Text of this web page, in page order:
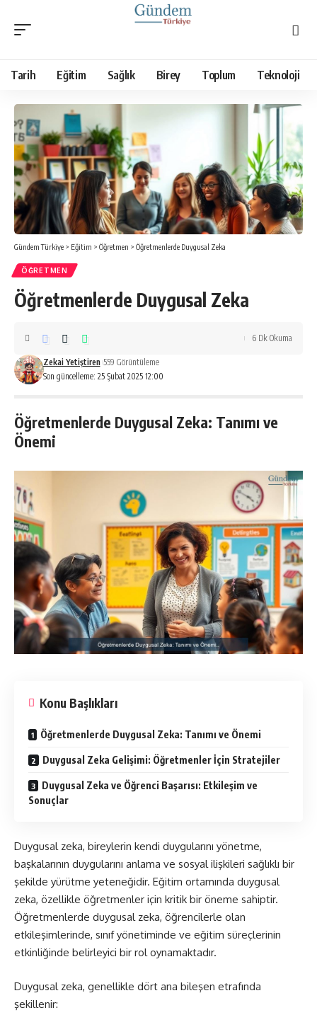
Tarih Eğitim Sağlık Birey Toplum Teknoloji
Gündem Türkiye > Eğitim > Öğretmen > Öğretmenlerde Duygusal Zeka
ÖĞRETMEN
Öğretmenlerde Duygusal Zeka
Son güncelleme: 25 Şubat 2025 12:00
Zekai Yetiştiren 559 Görüntüleme
6 Dk Okuma
Öğretmenlerde Duygusal Zeka: Tanımı ve
Önemi
Konu Başlıkları
Öğretmenlerde Duygusal Zeka: Tanımı ve Önemi
Duygusal Zeka Gelişimi: Öğretmenler İçin Stratejiler
Duygusal Zeka ve Öğrenci Başarısı: Etkileşim ve
Sonuçlar
Duygusal zeka, bireylerin kendi duygularını yönetme,
başkalarının duygularını anlama ve sosyal ilişkileri sağlıklı bir
şekilde yürütme yeteneğidir. Eğitim ortamında duygusal
zeka, özellikle öğretmenler için kritik bir öneme sahiptir.
Öğretmenlerde duygusal zeka, öğrencilerle olan
etkileşimlerinde, sınıf yönetiminde ve eğitim süreçlerinin
etkinliğinde belirleyici bir rol oynamaktadır.
Duygusal zeka, genellikle dört ana bileşen etrafında
şekillenir: